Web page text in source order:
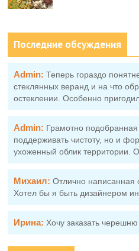
Последние обсуждения
Admin: Теперь гораздо
стеклянных веранд и на что
остеклении. Особенно
Admin: Грамотно
поддерживать чистоту, но и
ухоженный облик территории.
Михаил: Отлично написанная
Хотел бы я быть дизайнером
Ирина: Хочу заказать черешню